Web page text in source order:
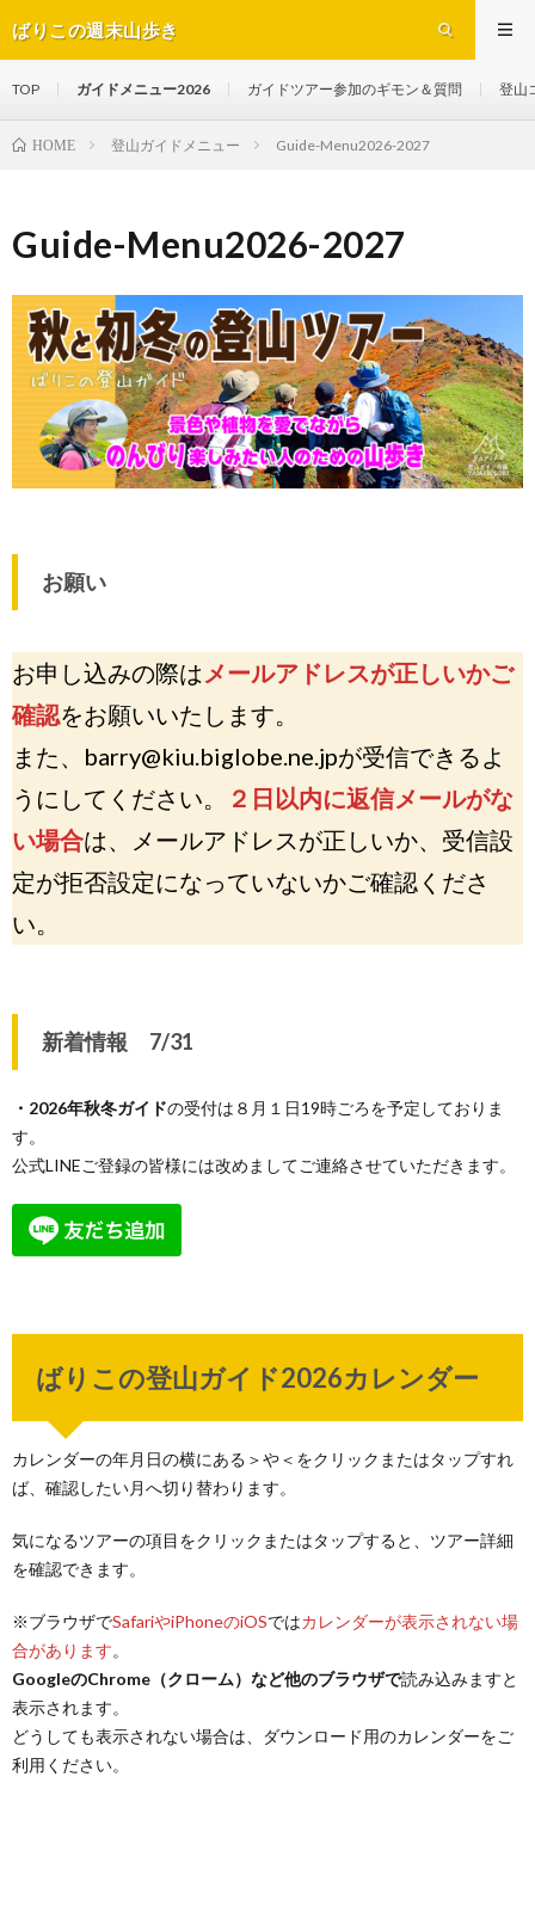
ばりこの週末山歩き
TOP ガイドメニュー2026 ガイドツアー参加のギモン＆質問 登山
HOME 登山ガイドメニュー Guide-Menu2026-2027
Guide-Menu2026-2027
お願い
お申し込みの際は メールアドレスが正しいかご
確認をお願いいたします。
また、barry@kiu.biglobe.ne.jpが受信できるよ
うにしてください。
２日以内に返信メールがな
い場合は、メールアドレスが正しいか、受信設
定が拒否設定になっていないかご確認くださ
い。
新着情報 7/31
・2026年秋冬ガイドの受付は８月１日19時ごろを予定しておりま
す。
公式LINEご登録の皆様には改めましてご連絡させていただきます。
ばりこの登山ガイド2026カレンダー
カレンダーの年月日の横にある＞や＜をクリックまたはタップすれ
ば、確認したい月へ切り替わります。
気になるツアーの項目をクリックまたはタップすると、ツアー詳細
を確認できます。
※ブラウザでSafariやiPhoneのiOSではカレンダーが表示されない場
合があります。
GoogleのChrome（クローム）など他のブラウザで読み込みますと
表示されます。
どうしても表示されない場合は、ダウンロード用のカレンダーをご
利用ください。